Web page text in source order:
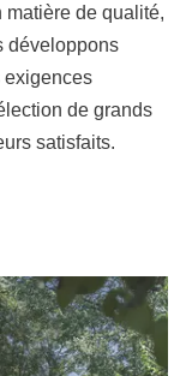
matière de qualité,
développons
exigences
de grands
satisfaits.